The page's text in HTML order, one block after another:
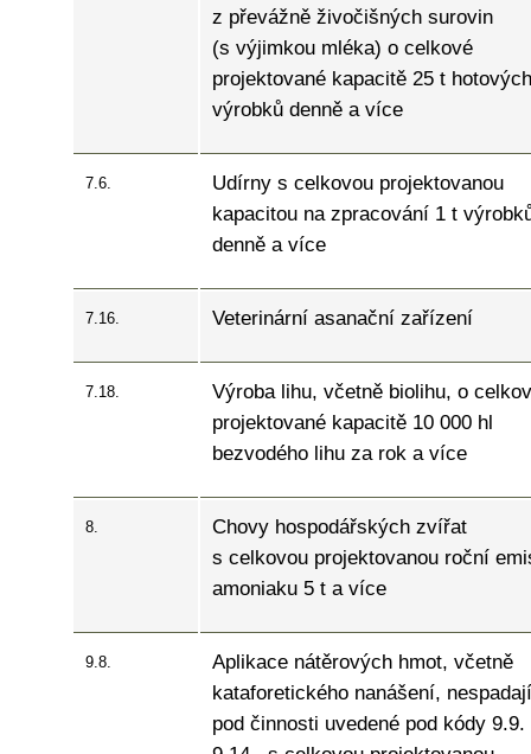
z převážně živočišných surovin
(s výjimkou mléka) o celkové
projektované kapacitě 25 t hotových
výrobků denně a více
7.6.
Udírny s celkovou projektovanou
kapacitou na zpracování 1 t
denně a více
7.16. Veterinární asanační zařízení
7.18.
Výroba lihu, včetně biolihu, o
projektované kapacitě 10 000 hl
bezvodého lihu za rok a více
8.
Chovy hospodářských zvířat
s celkovou projektovanou roční
amoniaku 5 t a více
9.8.
Aplikace nátěrových hmot, včetně
kataforetického nanášení,
pod činnosti uvedené pod kódy 9.9.